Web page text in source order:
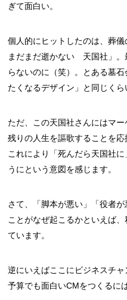
ぎて面白い。
個人的にヒットしたのは、葬
まだまだ逝かない 天国社」。
らないのに（笑）。とある墓
たくなるデザイン」と同じくら
ただ、この天国社さんにはマ
残りの人生を謳歌することを応
これにより「死んだら天国社
うにという意図を感じます。
さて、「脚本が悪い」「役者
ことがなぜ起こるかといえば
ています。
逆にいえばここにビジネスチ
予算でも面白いCMをつくるに